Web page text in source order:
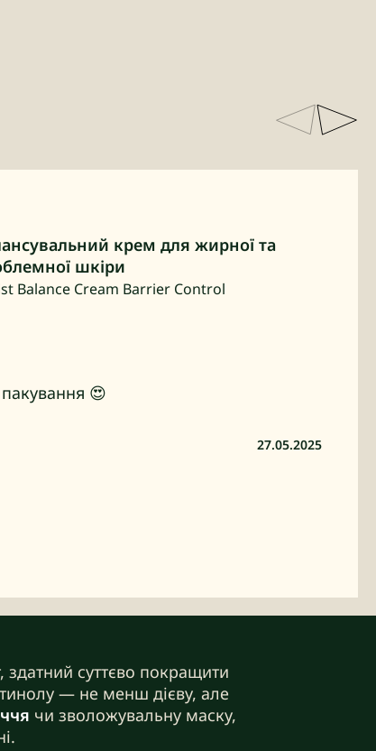
крем для жирної та
шкіри
Balance Cream Barrier Control
😍
27.05.2025
суттєво покращити
— не менш дієву, але
чи зволожувальну маску,